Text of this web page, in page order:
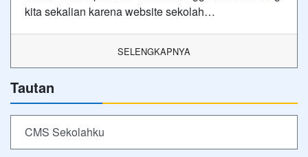
kita sekalian karena website sekolah…
SELENGKAPNYA
Tautan
CMS Sekolahku